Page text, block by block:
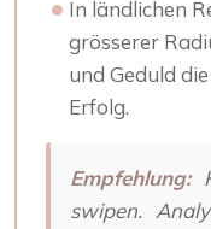
In ländlichen
grösserer
und Geduld
Erfolg.
Empfehlung:
swipen.